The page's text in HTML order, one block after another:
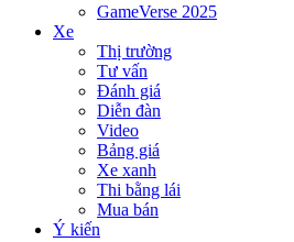
GameVerse 2025
Xe
Thị trường
Tư vấn
Đánh giá
Diễn đàn
Video
Bảng giá
Xe xanh
Thi bằng lái
Mua bán
Ý kiến